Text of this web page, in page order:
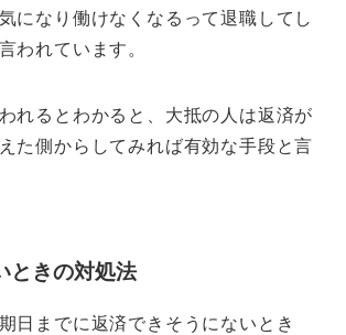
になり働けなくなるって退職してし
われています。
れるとわかると、大抵の人は返済が
た側からしてみれば有効な手段と言
ときの対処法
日までに返済できそうにないとき